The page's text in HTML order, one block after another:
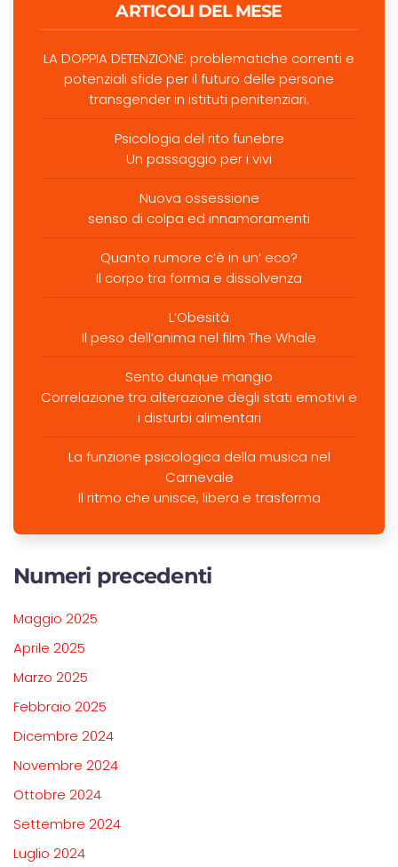
ARTICOLI DEL MESE
LA DOPPIA DETENZIONE: problematiche correnti e
potenziali sfide per il futuro delle persone
transgender in istituti penitenziari.
Psicologia del rito funebre
Un passaggio per i vivi
Nuova ossessione
senso di colpa ed innamoramenti
Quanto rumore c’è in un’ eco?
Il corpo tra forma e dissolvenza
L’Obesità
Il peso dell’anima nel film The Whale
Sento dunque mangio
Correlazione tra alterazione degli stati emotivi e
i disturbi alimentari
La funzione psicologica della musica nel
Carnevale
Il ritmo che unisce, libera e trasforma
Numeri precedenti
Maggio 2025
Aprile 2025
Marzo 2025
Febbraio 2025
Dicembre 2024
Novembre 2024
Ottobre 2024
Settembre 2024
Luglio 2024